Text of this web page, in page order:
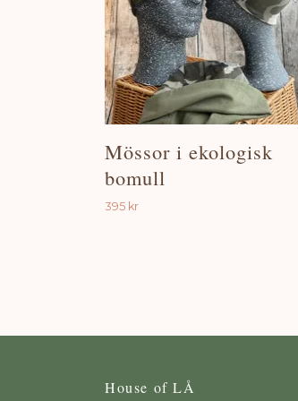
Mössor i ekologisk
bomull
395 kr
House of LÅ